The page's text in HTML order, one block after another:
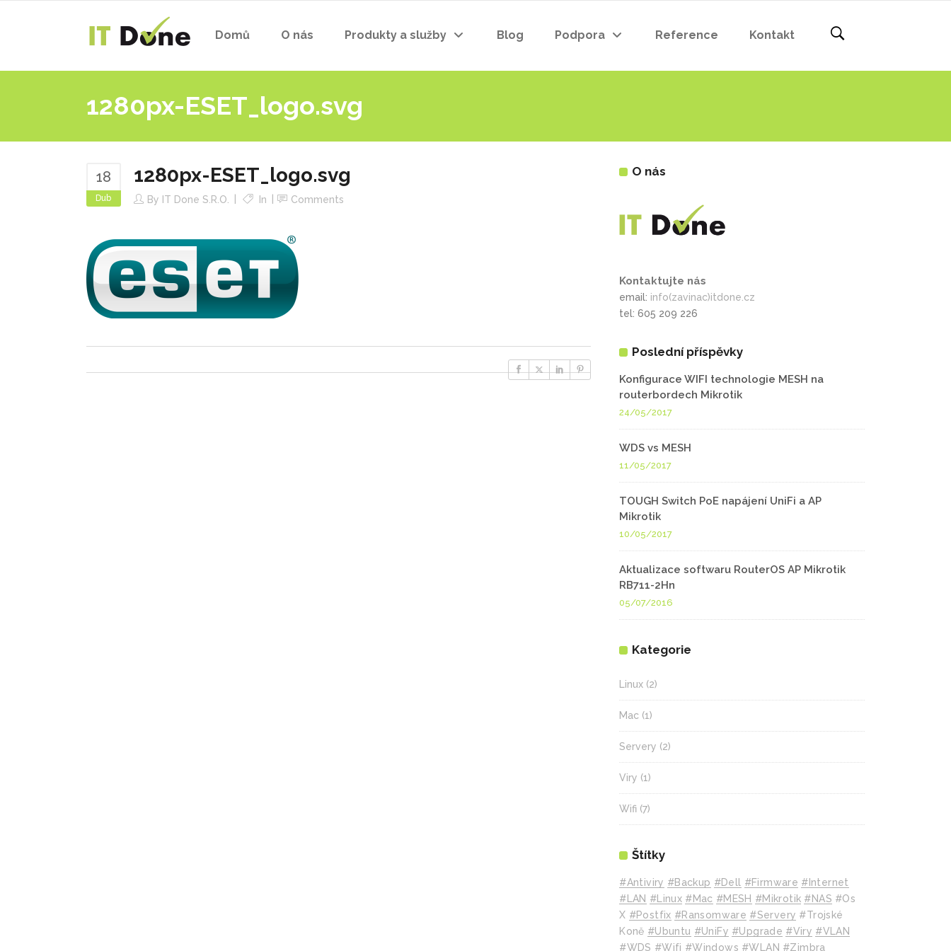
Domů O nás Produkty a služby Blog Podpora Reference Kontakt
1280px-ESET_logo.svg
18
Dub
1280px-ESET_logo.svg
By IT Done S.r.o. In Comments
O nás
Kontaktujte nás
email: info(zavinac)itdone.cz
tel: 605 209 226
Poslední příspěvky
Konfigurace WIFI technologie MESH na
routerbordech Mikrotik
24/05/2017
WDS vs MESH
11/05/2017
TOUGH Switch PoE napájení UniFi a AP
Mikrotik
10/05/2017
Aktualizace softwaru RouterOS AP Mikrotik
RB711-2Hn
05/07/2016
Kategorie
Linux (2)
Mac (1)
Servery (2)
Viry (1)
Wifi (7)
Štítky
#Antiviry #backup #Dell #Firmware #internet
#LAN #Linux #mac #MESH #mikrotik #NAS #Os
X #Postfix #Ransomware #Servery #Trojské
Koně #Ubuntu #UniFy #Upgrade #Viry #VLAN
#WDS #wifi #Windows #WLAN #Zimbra